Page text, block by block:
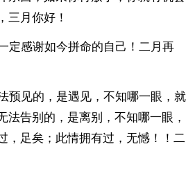
三月你好！
感谢如今拼命的自己！二月再
见的，是遇见，不知哪一眼，就
法告别的，是离别，不知哪一眼，
，足矣；此情拥有过，无憾！！二